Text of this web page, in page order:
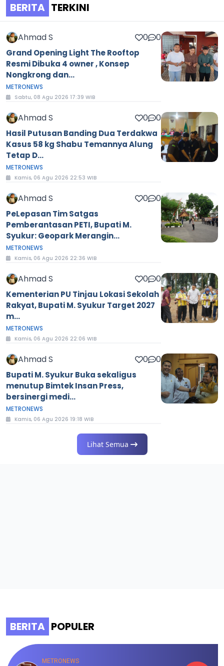
BERITA TERKINI
Ahmad S 0 0
Grand Opening Light The Rooftop
Resmi Dibuka 4 owner , Konsep
Nongkrong dan...
METRONEWS
Sabtu, 08 Agu 2026 17:39 WIB
Ahmad S 0 0
Hasil Putusan Banding Dua Terdakwa
Kasus 58 kg Shabu Temannya Alung
Tetap D...
METRONEWS
Kamis, 06 Agu 2026 22:53 WIB
Ahmad S 0 0
PeLepasan Tim Satgas
Pemberantasan PETI, Bupati M.
Syukur: Geopark Merangin...
METRONEWS
Kamis, 06 Agu 2026 22:36 WIB
Ahmad S 0 0
Kementerian PU Tinjau Lokasi Sekolah
Rakyat, Bupati M. Syukur Target 2027
m...
METRONEWS
Kamis, 06 Agu 2026 22:06 WIB
Ahmad S 0 0
Bupati M. Syukur Buka sekaligus
menutup Bimtek Insan Press,
bersinergi medi...
METRONEWS
Kamis, 06 Agu 2026 19:18 WIB
Lihat Semua
BERITA POPULER
METRONEWS